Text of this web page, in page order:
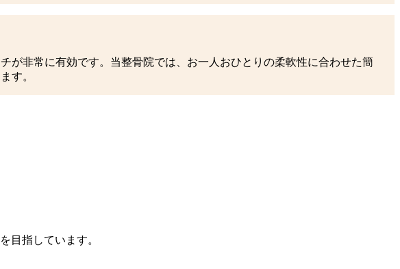
が非常に有効です。当整骨院では、お一人おひとりの柔軟性に合わせた簡
す。
目指しています。